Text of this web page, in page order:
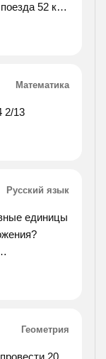
52 км/
из
Математика
2/13
Русский язык
единицы
Геометрия
20